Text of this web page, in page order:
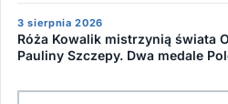
3 sierpnia 2026
Róża Kowalik mistrzynią świata
Pauliny Szczepy. Dwa medale